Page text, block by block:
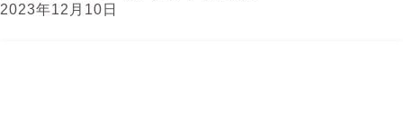
2023年12月10日